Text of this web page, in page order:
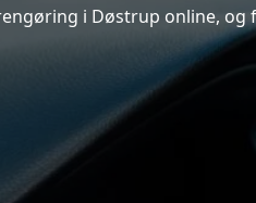
i Døstrup online,